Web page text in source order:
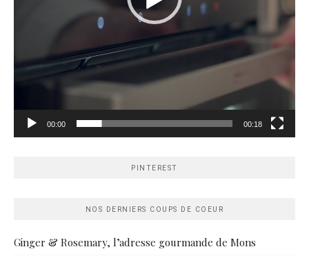
00:00 00:18
PINTEREST
NOS DERNIERS COUPS DE COEUR
Ginger & Rosemary, l’adresse gourmande de Mons